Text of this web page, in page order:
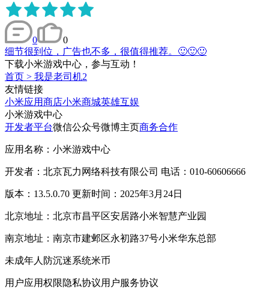
0
0
细节很到位，广告也不多，很值得推荐。🙂🙂🙂
下载小米游戏中心，参与互动！
首页 > 我是老司机2
友情链接
小米应用商店小米商城英雄互娱
小米游戏中心
开发者平台微信公众号微博主页商务合作
应用名称：小米游戏中心
开发者：北京瓦力网络科技有限公司 电话：010-60606666
版本：13.5.0.70 更新时间：2025年3月24日
北京地址：北京市昌平区安居路小米智慧产业园
南京地址：南京市建邺区永初路37号小米华东总部
未成年人防沉迷系统米币
用户应用权限隐私协议用户服务协议